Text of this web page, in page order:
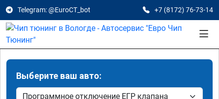
Telegram: @EuroCT_bot +7 (8172) 76-73-14
Выберите ваш авто: